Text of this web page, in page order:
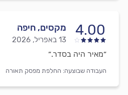
4.00 מקסים, חיפה
13 באפריל, 2026
״מאיר היה בסדר.״
העבודה שבוצעה: החלפת מפסק תאורה